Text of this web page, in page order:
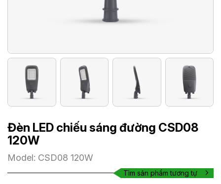
Đèn LED chiếu sáng đường CSD08
120W
Model: CSD08 120W
Tìm sản phẩm tương tự